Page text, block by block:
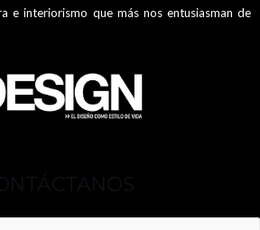
e interiorismo que más nos entusiasman de